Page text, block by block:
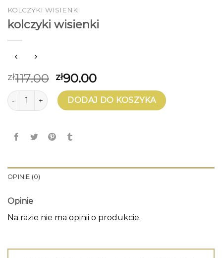
KOLCZYKI WISIENKI
kolczyki wisienki
zł117.00 zł90.00
ilość kolczyki wisienkiDODAJ DO KOSZYKA
OPINIE (0)
Opinie
Na razie nie ma opinii o produkcie.